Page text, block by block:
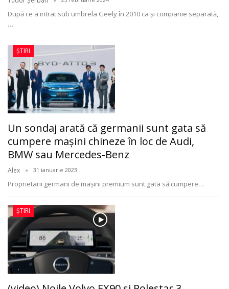
După ce a intrat sub umbrela Geely în 2010 ca și companie separată,
…
ȘTIRI
Un sondaj arată că germanii sunt gata să
cumpere maşini chineze în loc de Audi,
BMW sau Mercedes-Benz
Alex 31 ianuarie 2023
Proprietarii germani de mașini premium sunt gata să cumpere…
ȘTIRI